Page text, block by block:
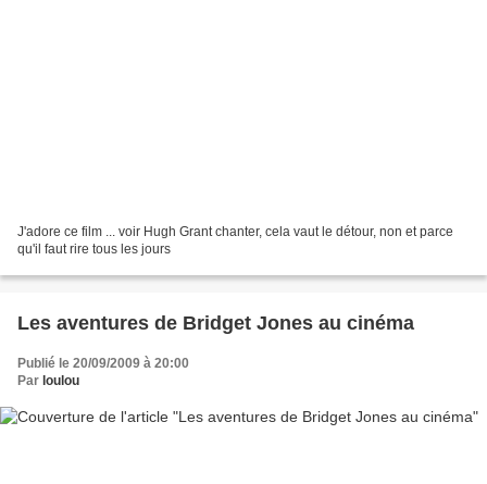
J'adore ce film ... voir Hugh Grant chanter, cela vaut le détour, non et parce
qu'il faut rire tous les jours
Les aventures de Bridget Jones au cinéma
Publié le 20/09/2009 à 20:00
Par loulou